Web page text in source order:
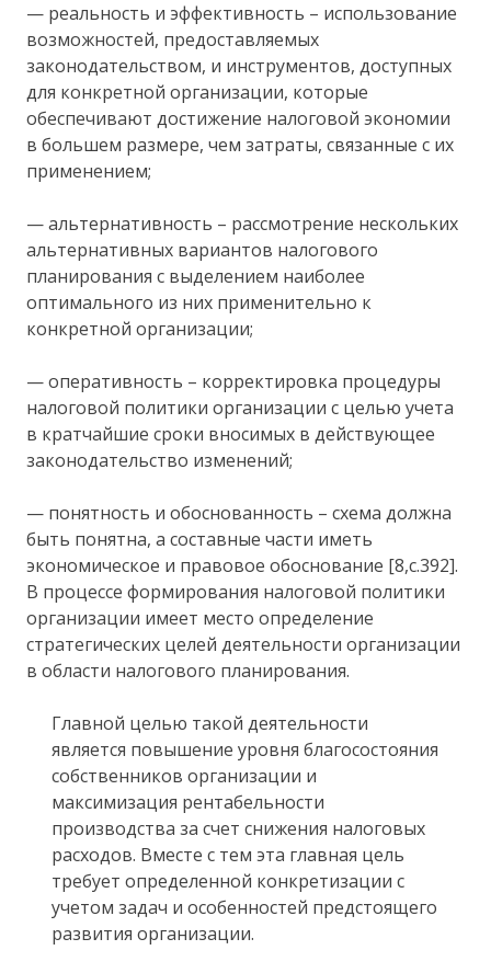
— реальность и эффективность – использование
возможностей, предоставляемых
законодательством, и инструментов, доступных
для конкретной организации, которые
обеспечивают достижение налоговой экономии
в большем размере, чем затраты, связанные с их
применением;
— альтернативность – рассмотрение нескольких
альтернативных вариантов налогового
планирования с выделением наиболее
оптимального из них применительно к
конкретной организации;
— оперативность – корректировка процедуры
налоговой политики организации с целью учета
в кратчайшие сроки вносимых в действующее
законодательство изменений;
— понятность и обоснованность – схема должна
быть понятна, а составные части иметь
экономическое и правовое обоснование [8,с.392].
В процессе формирования налоговой политики
организации имеет место определение
стратегических целей деятельности организации
в области налогового планирования.
Главной целью такой деятельности
является повышение уровня благосостояния
собственников организации и
максимизация рентабельности
производства за счет снижения налоговых
расходов. Вместе с тем эта главная цель
требует определенной конкретизации с
учетом задач и особенностей предстоящего
развития организации.